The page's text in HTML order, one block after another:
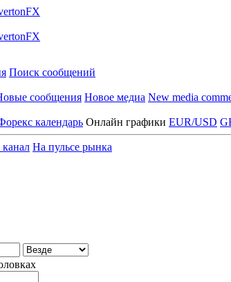
Поиск сообщений
сообщения Новое медиа New media
календарь Онлайн графики EUR/USD
На пульсе рынка